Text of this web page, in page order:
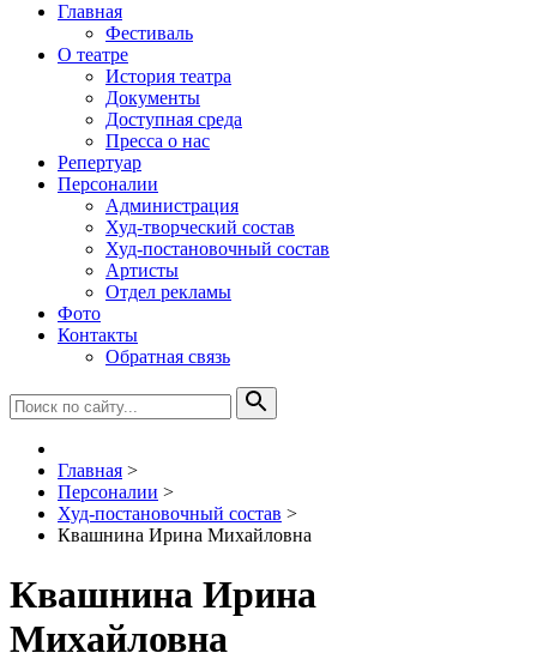
Главная
Фестиваль
О театре
История театра
Документы
Доступная среда
Пресса о нас
Репертуар
Персоналии
Администрация
Худ-творческий состав
Худ-постановочный состав
Артисты
Отдел рекламы
Фото
Контакты
Обратная связь
Главная >
Персоналии >
Худ-постановочный состав >
Квашнина Ирина Михайловна
Квашнина Ирина
Михайловна